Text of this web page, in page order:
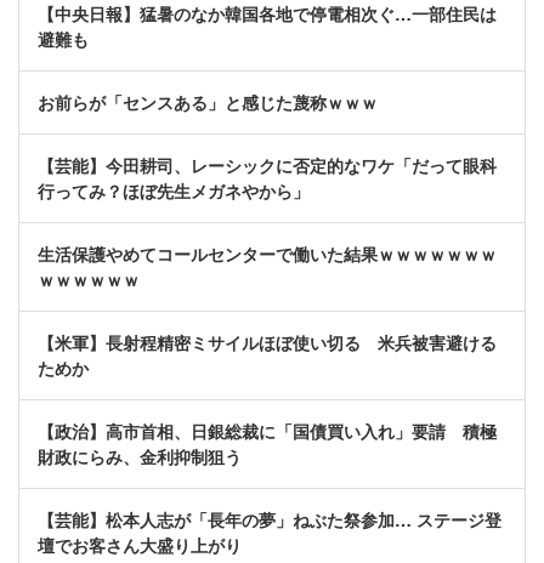
【中央日報】猛暑のなか韓国各地で停電相次ぐ…一部住民は
避難も
お前らが「センスある」と感じた蔑称ｗｗｗ
【芸能】今田耕司、レーシックに否定的なワケ「だって眼科
行ってみ？ほぼ先生メガネやから」
生活保護やめてコールセンターで働いた結果ｗｗｗｗｗｗｗ
ｗｗｗｗｗｗ
【米軍】長射程精密ミサイルほぼ使い切る 米兵被害避ける
ためか
【政治】高市首相、日銀総裁に「国債買い入れ」要請 積極
財政にらみ、金利抑制狙う
【芸能】松本人志が「長年の夢」ねぶた祭参加… ステージ登
壇でお客さん大盛り上がり